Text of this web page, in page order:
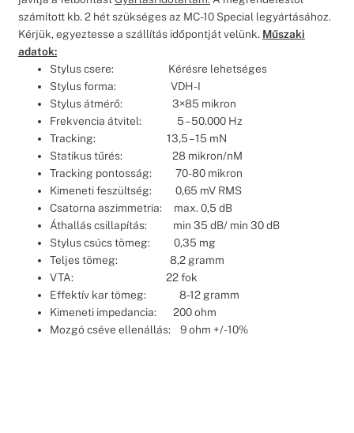
számított kb. 2 hét szükséges az MC-10 Special legyártásához.
Kérjük, egyeztesse a szállítás időpontját velünk. Műszaki
adatok:
Stylus csere: Kérésre lehetséges
Stylus forma: VDH-I
Stylus átmérő: 3×85 mikron
Frekvencia átvitel: 5 – 50.000 Hz
Tracking: 13,5 – 15 mN
Statikus tűrés: 28 mikron/nM
Tracking pontosság: 70-80 mikron
Kimeneti feszültség: 0,65 mV RMS
Csatorna aszimmetria: max. 0,5 dB
Áthallás csillapítás: min 35 dB/ min 30 dB
Stylus csúcs tömeg: 0,35 mg
Teljes tömeg: 8,2 gramm
VTA: 22 fok
Effektív kar tömeg: 8-12 gramm
Kimeneti impedancia: 200 ohm
Mozgó cséve ellenállás: 9 ohm +/- 10%